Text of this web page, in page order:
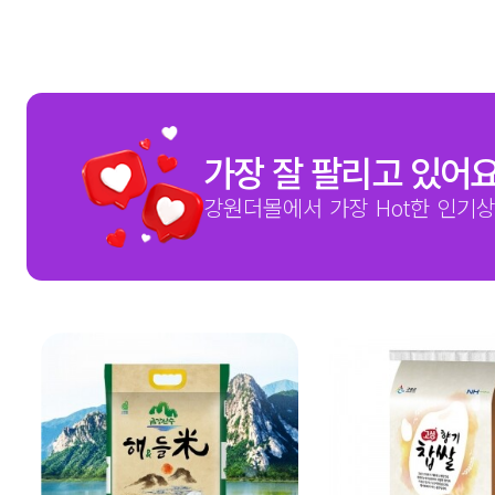
가장 잘 팔리고 있어
강원더몰에서 가장 Hot한 인기